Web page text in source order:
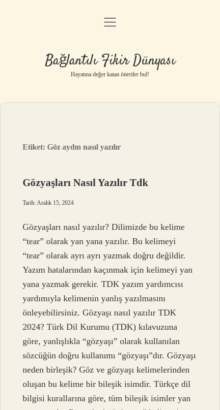
Anasayfa
Yasal Uyarı
menüyü
Bağlantılı Fikir Dünyası
Hayatına değer katan öneriler bul!
Etiket:Göz aydın nasıl yazılır
Gözyaşları Nasıl Yazılır Tdk
Tarih: Aralık 15, 2024
Gözyaşları nasıl yazılır? Dilimizde bu kelime
“tear” olarak yan yana yazılır. Bu kelimeyi
“tear” olarak ayrı ayrı yazmak doğru değildir.
Yazım hatalarından kaçınmak için kelimeyi yan
yana yazmak gerekir. TDK yazım yardımcısı
yardımıyla kelimenin yanlış yazılmasını
önleyebilirsiniz. Gözyaşı nasıl yazılır TDK
2024? Türk Dil Kurumu (TDK) kılavuzuna
göre, yanlışlıkla “gözyaşı” olarak kullanılan
sözcüğün doğru kullanımı “gözyaşı”dır. Gözyaşı
neden birleşik? Göz ve gözyaşı kelimelerinden
oluşan bu kelime bir bileşik isimdir. Türkçe dil
bilgisi kurallarına göre, tüm bileşik isimler yan